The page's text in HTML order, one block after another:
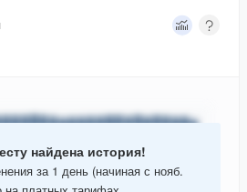
найдена история!
за 1 день (начиная с нояб.